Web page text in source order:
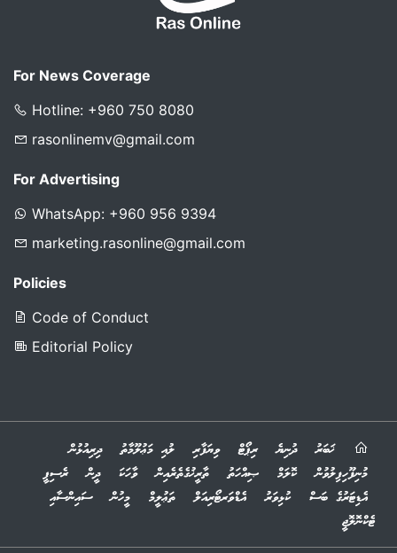
For News Coverage
Hotline: +960 750 8080
rasonlinemv@gmail.com
For Advertising
WhatsApp: +960 956 9394
marketing.rasonline@gmail.com
Policies
Code of Conduct
Editorial Policy
ޚަބަރު ދުނިޔެ ރިޕޯޓް ވިޔަފާރި ލުއި މަޢުލޫމާތު
ދިރިއުޅުން
މުނިފޫހިފިލުވުން
ކޮލަމް ޞިއްހަތު ތާރީޚުގެތެރެއިން ވާހަކަ ދީން
ރެސިޕީ
އެޑިޓަރުގެ ބަސް
ކުޅިވަރު އެޑްވަރޓޯރިއަލް ތަޢުލީމް މީހުން
ސައިންސާއި
ޓެކްނޮލޮޖީ